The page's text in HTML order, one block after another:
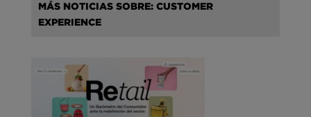
MÁS NOTICIAS SOBRE: CUSTOMER
EXPERIENCE